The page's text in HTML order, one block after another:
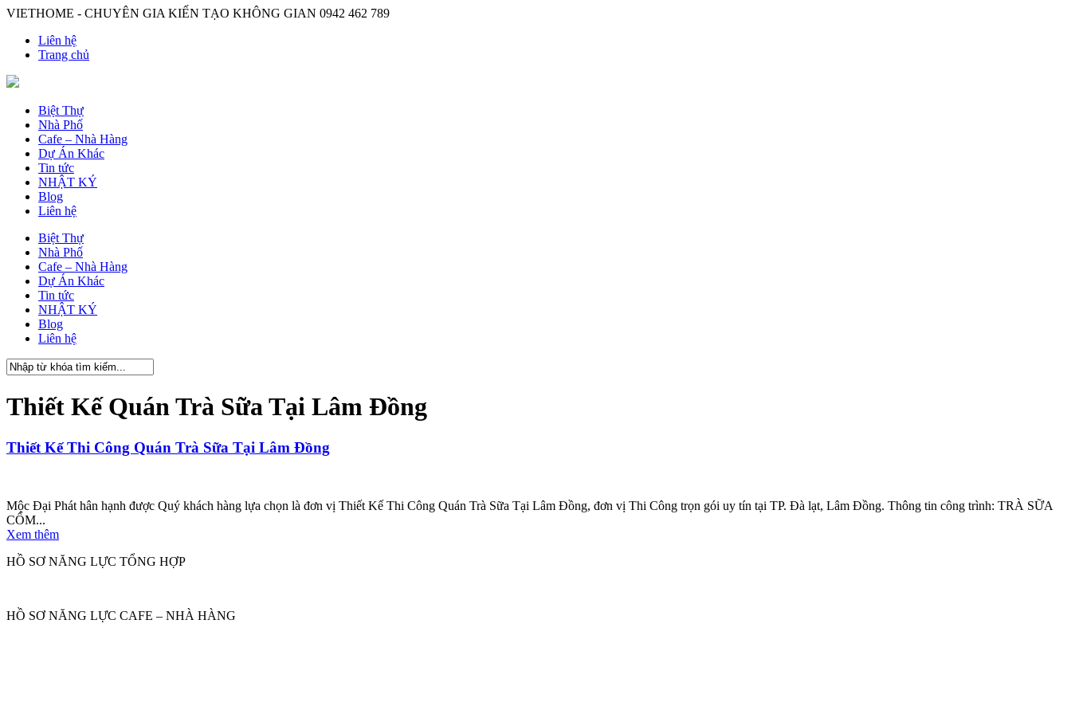
VIETHOME - CHUYÊN GIA KIẾN TẠO KHÔNG GIAN 0942 462 789
Liên hệ
Trang chủ
Biệt Thự
Nhà Phố
Cafe – Nhà Hàng
Dự Án Khác
Tin tức
NHẬT KÝ
Blog
Liên hệ
Biệt Thự
Nhà Phố
Cafe – Nhà Hàng
Dự Án Khác
Tin tức
NHẬT KÝ
Blog
Liên hệ
Thiết Kế Quán Trà Sữa Tại Lâm Đồng
Thiết Kế Thi Công Quán Trà Sữa Tại Lâm Đồng
Mộc Đại Phát hân hạnh được Quý khách hàng lựa chọn là đơn vị Thiết Kế Thi Công Quán Trà Sữa Tại Lâm Đồng, đơn vị Thi Công trọn gói uy tín tại TP. Đà lạt, Lâm Đồng. Thông tin công trình: TRÀ SỮA
CỐM...
Xem thêm
HỒ SƠ NĂNG LỰC TỔNG HỢP
HỒ SƠ NĂNG LỰC CAFE – NHÀ HÀNG